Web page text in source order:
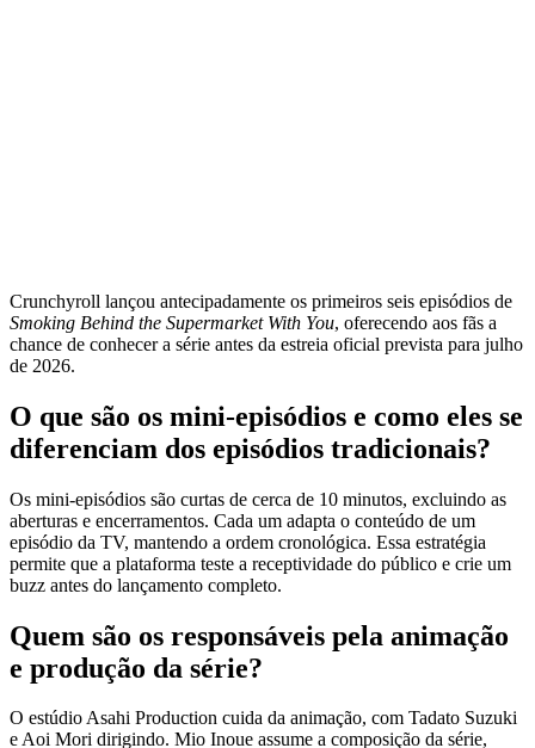
Crunchyroll lançou antecipadamente os primeiros seis episódios de
Smoking Behind the Supermarket With You, oferecendo aos fãs a
chance de conhecer a série antes da estreia oficial prevista para julho
de 2026.
O que são os mini‑episódios e como eles se
diferenciam dos episódios tradicionais?
Os mini‑episódios são curtas de cerca de 10 minutos, excluindo as
aberturas e encerramentos. Cada um adapta o conteúdo de um
episódio da TV, mantendo a ordem cronológica. Essa estratégia
permite que a plataforma teste a receptividade do público e crie um
buzz antes do lançamento completo.
Quem são os responsáveis pela animação
e produção da série?
O estúdio Asahi Production cuida da animação, com Tadato Suzuki
e Aoi Mori dirigindo. Mio Inoue assume a composição da série,